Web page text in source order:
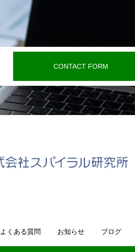
CONTACT FORM
よくある質問 お知らせ ブログ